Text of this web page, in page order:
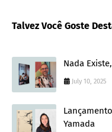
Talvez Você Goste
Nada
July 10, 2025
Yamada